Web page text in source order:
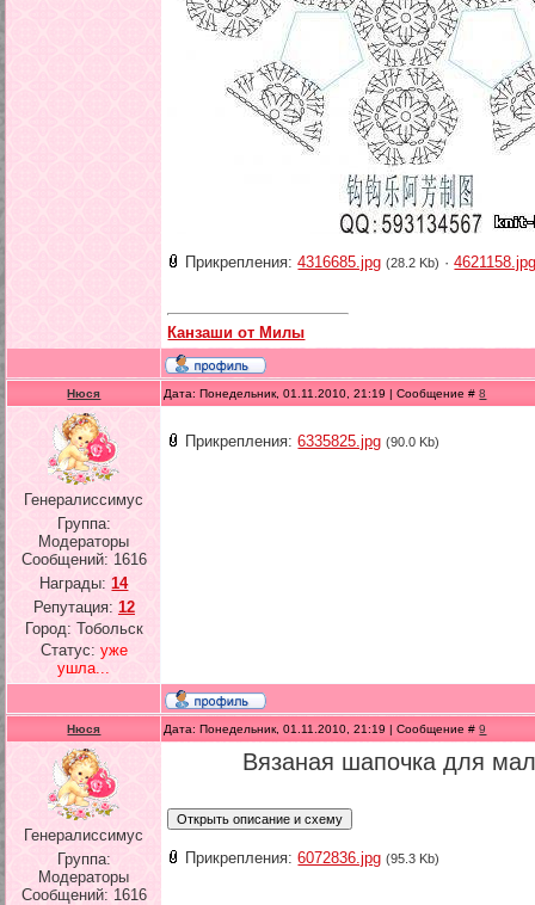
Прикрепления:4316685.jpg (28.2 Kb) ·
Канзаши от Милы
Нюся Дата: Понедельник, 01.11.2010, 21:19 | Сообщение #8
Генералиссимус
Группа:
Модераторы
Сообщений: 1616
Награды:14
Репутация: 12
Город: Тобольск
Статус: уже
ушла...
Прикрепления:6335825.jpg (90.0 Kb)
Нюся Дата: Понедельник, 01.11.2010, 21:19 | Сообщение #9
Генералиссимус
Группа:
Модераторы
Сообщений: 1616
Вязаная шапочка для
Прикрепления:6072836.jpg (95.3 Kb)